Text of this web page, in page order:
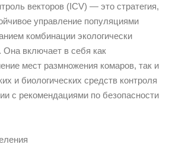
векторов (ICV) — это стратегия,
управление популяциями
комбинации экологически
Она включает в себя как
мест размножения комаров, так и
и биологических средств контроля
с рекомендациями по безопасности